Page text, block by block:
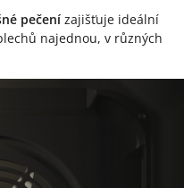
pečení zajišťuje ideální
najednou, v různých